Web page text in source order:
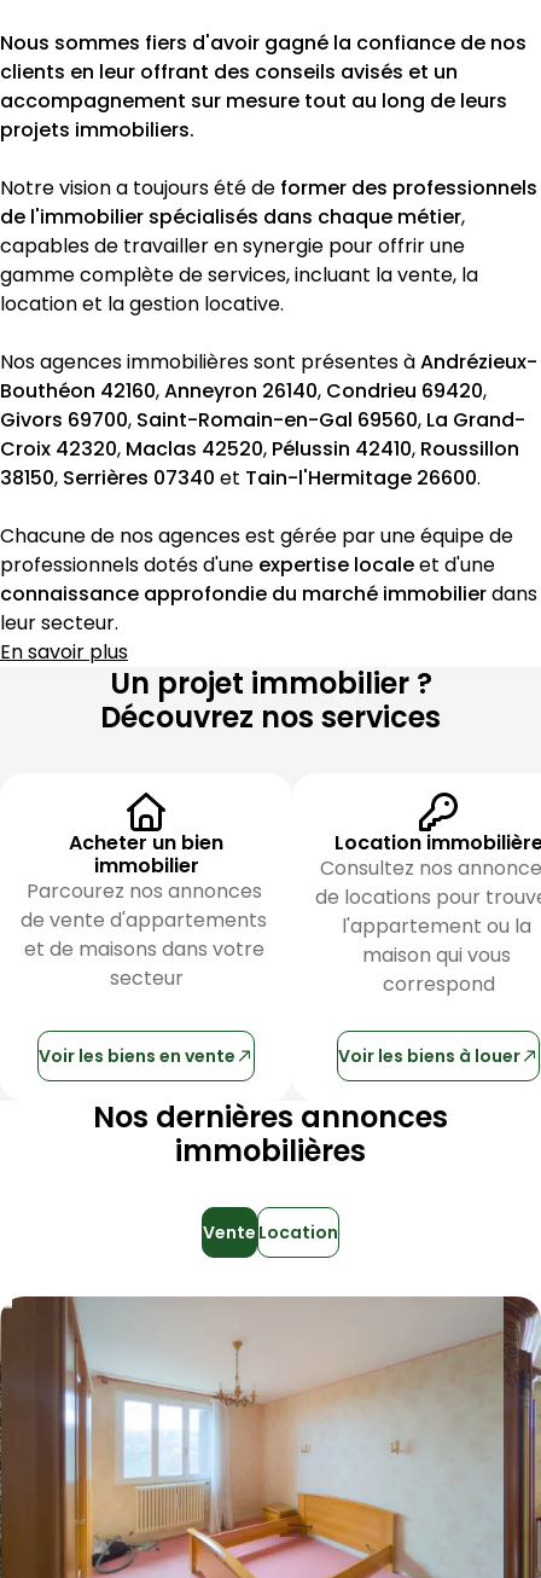
Nous sommes fiers d'avoir gagné la confiance de nos
clients en leur offrant des conseils avisés et un
accompagnement sur mesure tout au long de leurs
projets immobiliers.
Notre vision a toujours été de former des professionnels
de l'immobilier spécialisés dans chaque métier,
capables de travailler en synergie pour offrir une
gamme complète de services, incluant la vente, la
location et la gestion locative.
Nos agences immobilières sont présentes à Andrézieux-
Bouthéon 42160, Anneyron 26140, Condrieu 69420
Givors 69700, Saint-Romain-en-Gal 69560, La Grand-
Croix 42320, Maclas 42520, Pélussin 42410, Roussillon
38150, Serrières 07340 et Tain-l'Hermitage 26600.
Chacune de nos agences est gérée par une équipe de
professionnels dotés d'une expertise locale
connaissance approfondie du marché immobilier dans
leur secteur.
En savoir plus
Un projet immobilier ?
Découvrez nos services
Acheter un bien
immobilier
Parcourez nos annonces
de vente d'appartements
et de maisons dans votre
secteur
Voir les biens en vente
Location
Consultez nos
de locations pour
l'appartement ou la
maison qui vous
correspond
Voir les biens à louer
Nos dernières annonces
immobilières
Vente Location
Maison 90 m² 4 pièces Pélussin
Aller à l'image
Aller à l'image
Aller à l'image
Aller à l'image
Aller à l'image